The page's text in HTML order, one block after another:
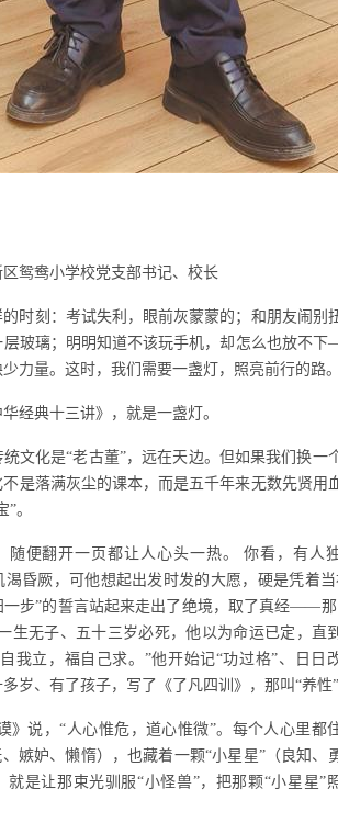
鸳鸯小学校党支部书记、校长
时刻：考试失利，眼前灰蒙蒙的；和朋友闹别
层玻璃；明明知道不该玩手机，却怎么也放不
力量。这时，我们需要一盏灯，照亮前行的路
经典十三讲》，就是一盏灯。
文化是“老古董”，远在天边。但如果我们换一
是落满灰尘的课本，而是五千年来无数先贤用
。
随便翻开一页都让人心头一热。 你看，有人
渴昏厥，可他想起出发时发的大愿，硬是凭着当
一步”的誓言站起来走出了绝境，取了真经——那
生无子、五十三岁必死，他以为命运已定，直
我立，福自己求。”他开始记“功过格”、日日
岁、有了孩子，写了《了凡四训》，那叫“养性
》说，“人心惟危，道心惟微”。每个人心里都
嫉妒、懒惰），也藏着一颗“小星星”（良知、
就是让那束光驯服“小怪兽”，把那颗“小星星”